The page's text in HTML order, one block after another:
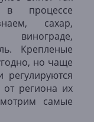
процессе
сахар,
Крепленые
но чаще
регулируются
от региона их
самые